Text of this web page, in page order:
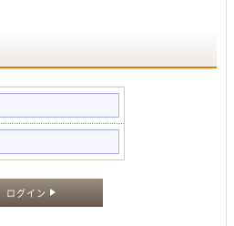
ログイン